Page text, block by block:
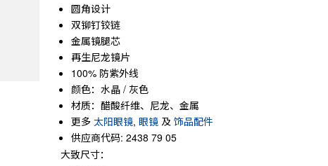
圆角设计
双铆钉铰链
金属镜腿芯
再生尼龙镜片
100% 防紫外线
颜色：水晶 / 灰色
材质：醋酸纤维、尼龙、金属
更多 太阳眼镜, 眼镜 及 饰品配件
供应商代码: 2438 79 05
大致尺寸：